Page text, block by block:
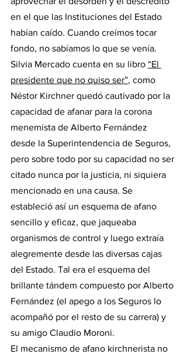
en el que las Instituciones del Estado
habían caído. Cuando creímos tocar
fondo, no sabíamos lo que se venía.
Silvia Mercado cuenta en su libro “El
presidente que no quiso ser”, como
Néstor Kirchner quedó cautivado por la
capacidad de afanar para la corona
menemista de Alberto Fernández
desde la Superintendencia de Seguros,
pero sobre todo por su capacidad no ser
citado nunca por la justicia, ni siquiera
mencionado en una causa. Se
estableció así un esquema de afano
sencillo y eficaz, que jaqueaba
organismos de control y luego extraía
alegremente desde las diversas cajas
del Estado. Tal era el esquema del
brillante tándem compuesto por Alberto
Fernández (el apego a los Seguros lo
acompañó por el resto de su carrera) y
su amigo Claudio Moroni.
El mecanismo de afano kirchnerista no